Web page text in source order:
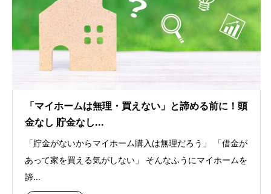
「マイホームは無理・買えない」と諦める前に！頭
金なし 貯金なし...
「貯金がないからマイホーム購入は無理だろう」 「借金が
あって家を買える気がしない」 そんなふうにマイホームを
諦...